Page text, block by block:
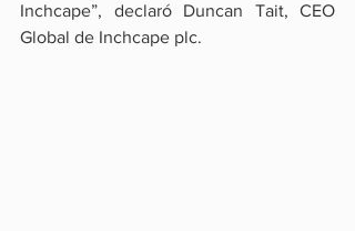
Inchcape”, declaró Duncan Tait, CEO
Global de Inchcape plc.